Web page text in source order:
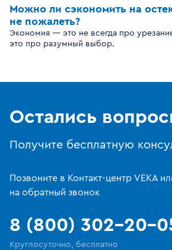
Можно ли сэкономить на
не пожалеть?
Экономия — это не всегда про
это про разумный выбор.
Остались
Получите бесплатную
Позвоните в Контакт-центр VEKA
на обратный звонок
8 (800) 302-20-
Круглосуточно, бесплатно